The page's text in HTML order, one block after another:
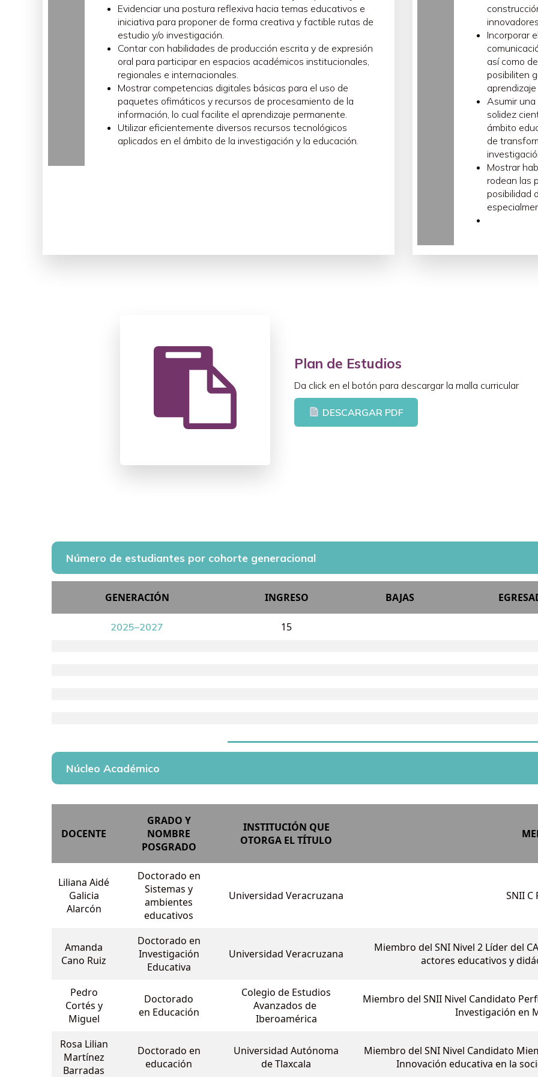
Al mismo tiempo, estos saberes -procedentes de la formación profesional y de su experiencia-, permiten a
respecto a la enseñanza y el aprendizaje, explicando su modo de actuar y desempeño, asunto de suma
Investigar la formación y los saberes del docente se justifica tomando en cuenta la naturaleza amplia,
estos objetos de estudio -en función del momento y sociedad en el cual se enmarcan-, así como la
fortalecerlos de forma científica y argumentada.
Como ejemplo de investigaciones incluidas en esta LGAC -sin ser limitantes-, pueden considerarse:
institucionalización de la formación del magisterio, políticas educativas orientadas hacia la formación del
a la formación docente, retos y prospectiva de la formación para la docencia, estudios comparativos de la
formación de formadores, experiencias exitosas e innovación en la formación del profesorado, desarrollo
permanente), trabajo tutorial durante la formación y desarrollo profesional, saberes docentes, entre otros.
Ver sublíneas en VIDEOS DIAD: Sublíneas
Evidenciar una postura reflexiva hacia temas educativos e
iniciativa para proponer de forma creativa y factible rutas de
estudio y/o investigación.
Contar con habilidades de producción escrita y de expresión
oral para participar en espacios académicos institucionales,
regionales e internacionales.
Mostrar competencias digitales básicas para el uso de
paquetes ofimáticos y recursos de procesamiento de la
información, lo cual facilite el aprendizaje permanente.
Utilizar eficientemente diversos recursos tecnológicos
aplicados en el ámbito de la investigación y la educación.
Incorporar
así como
posibiliten
Asumir una
solidez
ámbito
de
Mostrar
rodean las
posibilidad
Plan de Estudios
Da click en el botón para descargar la malla curricular
DESCARGAR PDF
Número de estudiantes por cohorte generacional
GENERACIÓN INGRESO BAJAS
2025–2027 15
Núcleo Académico
DOCENTE
GRADO Y
NOMBRE
POSGRADO
INSTITUCIÓN QUE
OTORGA EL TÍTULO
Liliana Aidé
Galicia
Alarcón
Doctorado en
Sistemas y
ambientes
educativos
Universidad Veracruzana SNII C
Amanda
Cano Ruiz
Doctorado en
Investigación
Educativa
Universidad Veracruzana
Miembro del SNI Nivel 2 Líder del
actores educativos y
Pedro
Cortés y
Miguel
Doctorado
en Educación
Colegio de Estudios
Avanzados de
Iberoamérica
Miembro del SNII Nivel Candidato
Investigación en
Rosa Lilian
Martínez
Barradas
Doctorado en
educación
Universidad Autónoma
de Tlaxcala
Miembro del SNI Nivel Candidato
Innovación educativa en la